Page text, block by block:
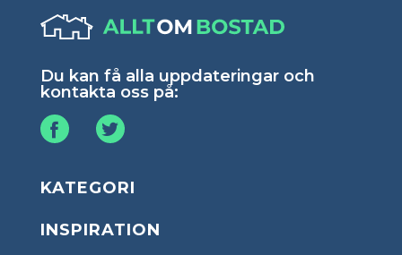
Du kan få alla uppdateringar och
kontakta oss på:
KATEGORI
INSPIRATION